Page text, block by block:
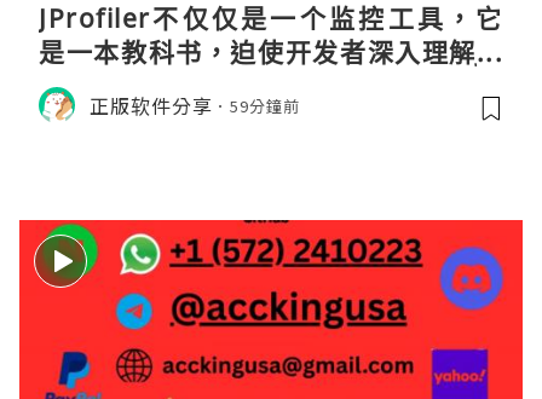
JProfiler不仅仅是一个监控工具，它
是一本教科书，迫使开发者深入理解JV
M的内存模型、垃圾回收机制和并发原
理。通过直观的可视化数据，它将抽象
正版软件分享 59分鐘前